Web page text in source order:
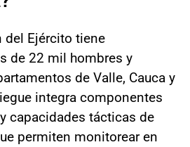
del Ejército tiene
de 22 mil hombres y
de Valle, Cauca y
integra componentes
capacidades tácticas de
permiten monitorear en